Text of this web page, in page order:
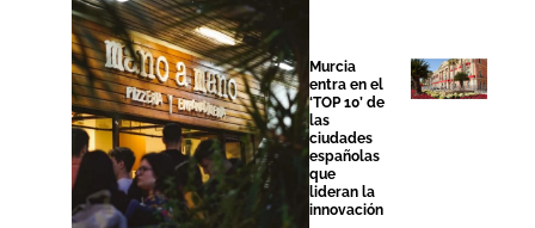
Murcia
entra en el
‘TOP 10’ de
las
ciudades
españolas
que
lideran la
innovación